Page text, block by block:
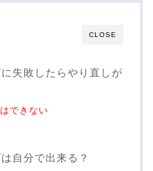
CLOSE
失敗したらやり直しが
できない
自分で出来る？